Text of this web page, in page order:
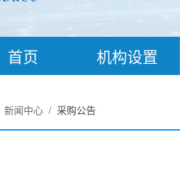
首页 机构设置
新闻中心/ 采购公告